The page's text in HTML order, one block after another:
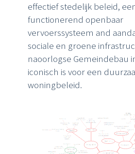
effectief stedelijk beleid,
functionerend openbaar
vervoerssysteem and
sociale en groene
naoorlogse Gemeindebau
iconisch is voor een
woningbeleid.